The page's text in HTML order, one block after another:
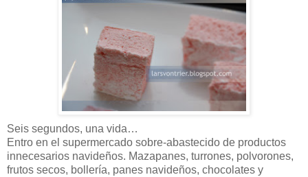
Seis segundos, una vida…
Entro en el supermercado sobre-abastecido de productos
innecesarios navideños. Mazapanes, turrones, polvorones,
frutos secos, bollería, panes navideños, chocolates y